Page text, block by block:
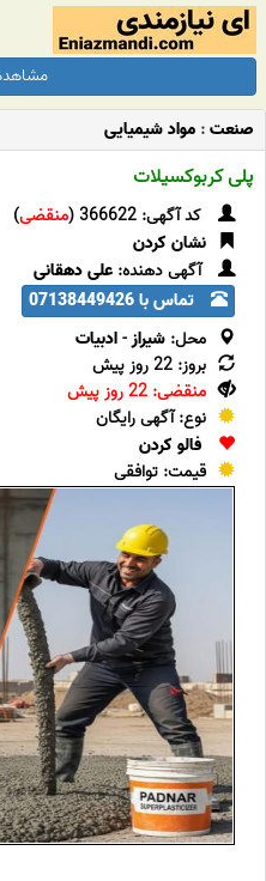
صنعت: مواد شیمیایی
پلی کربوکسیلات
کد آگهی: 366622 ( منقضی)
نشان کردن
آگهی دهنده: علی دهقانی
تماس با 07138449426
محل: شیراز-ادبیات
بروز: 22 روز پیش
منقضی: 22 روز پیش
نوع: آگهی رایگان
فالو کردن
قیمت: توافقی